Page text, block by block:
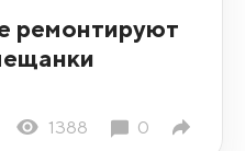
ремонтируют
1388 0